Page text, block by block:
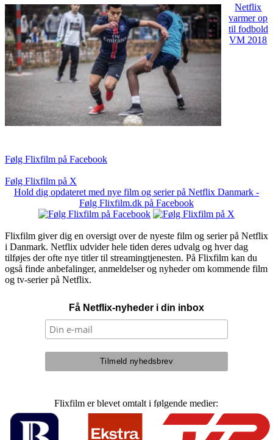
Netflix
varmer op
til fodbold
VM 2018
Følg Flixfilm på Facebook
Følg Flixfilm på X
Hold dig opdateret med nye film og serier på Netflix Danmark -
Følg Flixfilm.dk på Facebook
Flixfilm giver dig en oversigt over de nyeste film og serier på Netflix
i Danmark. Netflix udvider hele tiden deres udvalg og hver dag
tilføjes der ofte nye titler til streamingtjenesten. På Flixfilm kan du
også finde anbefalinger, anmeldelser og nyheder om kommende film
og tv-serier på Netflix.
Få Netflix-nyheder i din inbox
Flixfilm er blevet omtalt i følgende medier: